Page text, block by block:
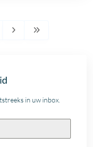
in uw inbox.